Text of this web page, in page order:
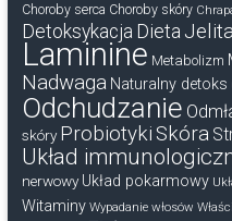
Choroby serca Choroby skóry
Detoksykacja Dieta
Laminine Metabolizm
Nadwaga Naturalny detoks
Odchudzanie
skóry Probiotyki Skóra
Układ
nerwowy Układ pokarmowy
Witaminy Wypadanie włosów